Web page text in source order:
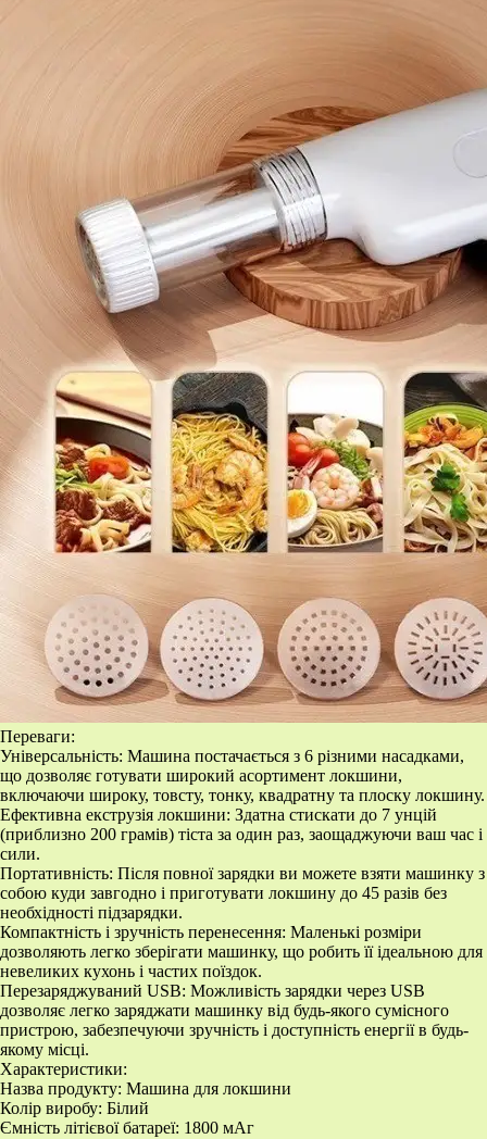
Переваги:
Універсальність: Машина постачається з 6 різними насадками,
що дозволяє готувати широкий асортимент локшини,
включаючи широку, товсту, тонку, квадратну та плоску локшину.
Ефективна екструзія локшини: Здатна стискати до 7 унцій
(приблизно 200 грамів) тіста за один раз, заощаджуючи ваш час і
сили.
Портативність: Після повної зарядки ви можете взяти машинку з
собою куди завгодно і приготувати локшину до 45 разів без
необхідності підзарядки.
Компактність і зручність перенесення: Маленькі розміри
дозволяють легко зберігати машинку, що робить її ідеальною для
невеликих кухонь і частих поїздок.
Перезаряджуваний USB: Можливість зарядки через USB
дозволяє легко заряджати машинку від будь-якого сумісного
пристрою, забезпечуючи зручність і доступність енергії в будь-
якому місці.
Характеристики:
Назва продукту: Машина для локшини
Колір виробу: Білий
Ємність літієвої батареї: 1800 мАг